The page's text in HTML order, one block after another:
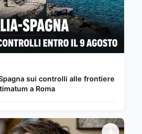
sui controlli alle frontiere
a Roma